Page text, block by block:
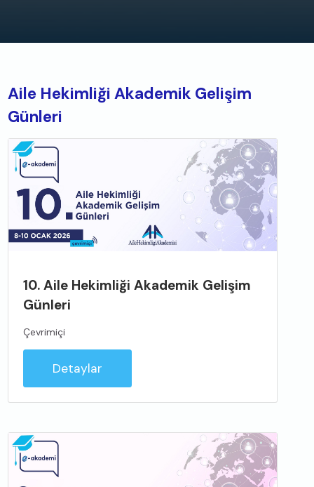
Aile Hekimliği Akademik Gelişim
Günleri
10. Aile Hekimliği Akademik Gelişim
Günleri
Çevrimiçi
Detaylar